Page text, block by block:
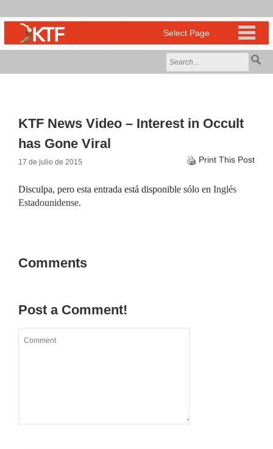
KTF News Video – Interest in Occult
has Gone Viral
17 de julio de 2015 Print This Post
Disculpa, pero esta entrada está disponible sólo en Inglés
Estadounidense.
Comments
Post a Comment!